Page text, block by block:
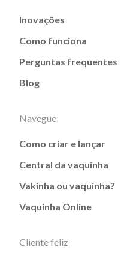
Inovações
Como funciona
Perguntas frequentes
Blog
Navegue
Como criar e lançar
Central da vaquinha
Vakinha ou vaquinha?
Vaquinha Online
Cliente feliz